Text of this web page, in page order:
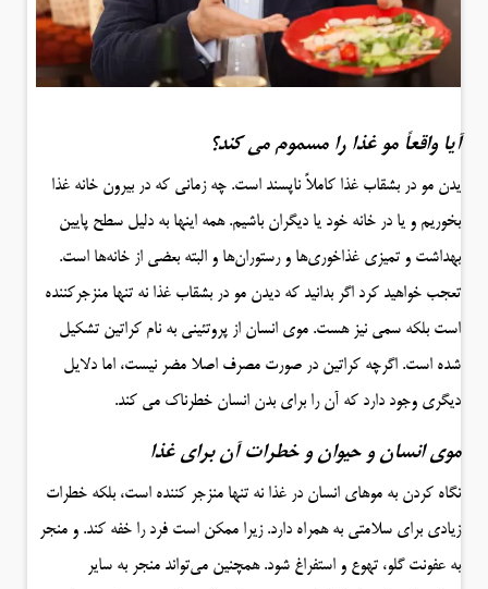
آیا واقعاً مو غذا را مسموم می کند؟
یدن مو در بشقاب غذا کاملاً ناپسند است. چه زمانی که در بیرون خانه غذا
بخوریم و یا در خانه خود یا دیگران باشیم. همه اینها به دلیل سطح پایین
بهداشت و تمیزی غذاخوری‌ها و رستوران‌ها و البته بعضی از خانه‌ها است.
تعجب خواهید کرد اگر بدانید که دیدن مو در بشقاب غذا نه تنها منزجرکننده
است بلکه سمی نیز هست. موی انسان از پروتئینی به نام کراتین تشکیل
شده است. اگرچه کراتین در صورت مصرف اصلا مضر نیست، اما دلایل
دیگری وجود دارد که آن را برای بدن انسان خطرناک می کند.
موی انسان و حیوان و خطرات آن برای غذا
نگاه کردن به موهای انسان در غذا نه تنها منزجر کننده است، بلکه خطرات
زیادی برای سلامتی به همراه دارد. زیرا ممکن است فرد را خفه کند. و منجر
به عفونت گلو، تهوع و استفراغ شود. همچنین می‌تواند منجر به سایر